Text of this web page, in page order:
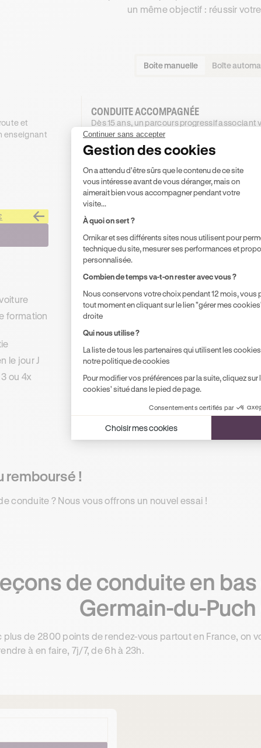
un même objectif : réussir
Boite manuelle Boîte
et
enseignant
formation
le jour J
ou 4x
CONDUITE ACCOMPAGNÉE
Dès 15 ans, un parcours progressif associant
proches et un enseignant certifié pour gagner
expérience.
DÈS
1179,99€
1279.99 €
4X SANS FRAIS
4X SANS FRAIS
PROMO
Je découvre
Code inclus
20h de cours de conduite en voiture
en ligne
Accompagnement à l'examen le jour
Possibilité de paiement en 2, 3 ou 4x
sans frais !
remboursé !
conduite ? Nous vous offrons un nouvel essai !
de conduite en
Germain-du-Puch
plus de 2800 points de rendez-vous partout en France, on
à en faire, 7j/7, de 6h à 23h.
Continuer sans accepter
Gestion des cookies
Plateforme de Gestion du
On a attendu d'être sûrs que le contenu de ce site
vous intéresse avant de vous déranger, mais on
aimerait bien vous accompagner pendant votre
visite...
À quoi on sert ?
Ornikar et ses différents sites nous utilisent pour
technique du site, mesurer ses performances et
personnalisée.
Combien de temps va-t-on rester avec vous ?
Nous conservons votre choix pendant 12 mois, vous
tout moment en cliquant sur le lien "gérer mes
droite
Qui nous utilise ?
La liste de tous les partenaires qui utilisent les
notre politique de cookies
Pour modifier vos préférences par la suite, cliquez sur
cookies' situé dans le pied de page.
Consentements certifiés par
Choisir mes cookies
Axeptio consent